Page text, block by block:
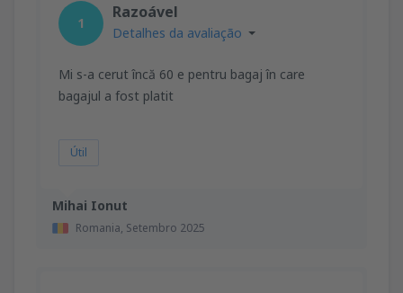
Mihai Ionut
Romania, Setembro 2025
1
Razoável
Detalhes da avaliação
Mi s-a cerut încă 60 e pentru bagaj în care
bagajul a fost platit
Útil